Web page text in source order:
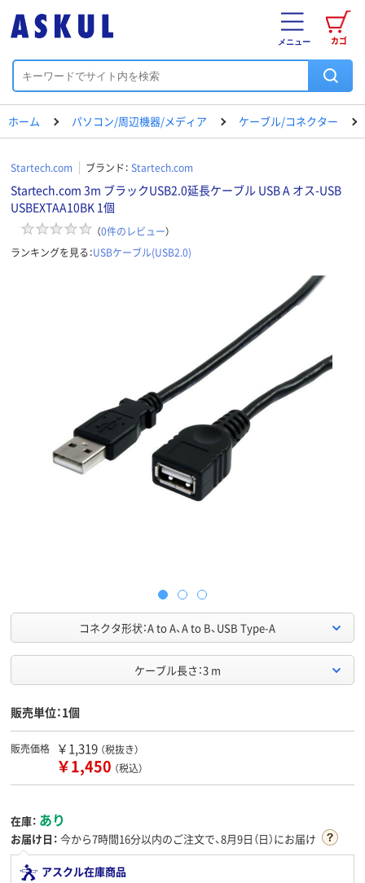
カゴ
メニュー
ホーム パソコン/周辺機器/メディア ケーブル/コネクター
Startech.com ブランド： Startech.com
Startech.com 3m ブラックUSB2.0延長ケーブル USB A オス-USB
USBEXTAA10BK 1個
（0件のレビュー）
ランキングを見る：USBケーブル(USB2.0)
コネクタ形状：A to A、A to B、USB Type-A
ケーブル長さ：3 m
販売単位：1個
販売価格 ￥1,319 （税抜き）
￥1,450 （税込）
在庫： あり
お届け日： 今から7時間16分以内のご注文で、8月9日（日）にお届け
アスクル在庫商品